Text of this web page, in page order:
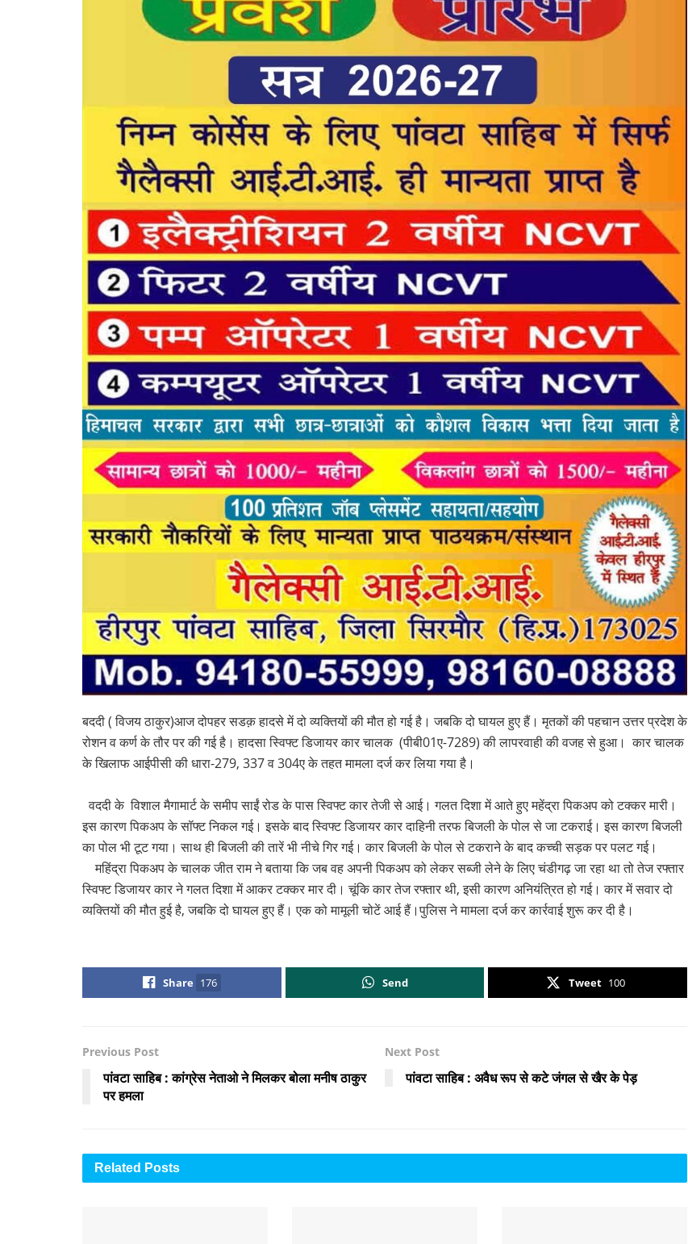
बददी ( विजय ठाकुर)आज दोपहर सडक़ हादसे में दो व्यक्तियों की मौत हो गई है। जबकि दो घायल हुए हैं। मृतकों की पहचान उत्तर प्रदेश के
रोशन व कर्ण के तौर पर की गई है। हादसा स्विफ्ट डिजायर कार चालक (पीबी01ए-7289) की लापरवाही की वजह से हुआ। कार चालक
के खिलाफ आईपीसी की धारा-279, 337 व 304ए के तहत मामला दर्ज कर लिया गया है।
वददी के विशाल मैगामार्ट के समीप साईं रोड के पास स्विफ्ट कार तेजी से आई। गलत दिशा में आते हुए महेंद्रा पिकअप को टक्कर मारी।
इस कारण पिकअप के सॉफ्ट निकल गई। इसके बाद स्विफ्ट डिजायर कार दाहिनी तरफ बिजली के पोल से जा टकराई। इस कारण बिजली
का पोल भी टूट गया। साथ ही बिजली की तारें भी नीचे गिर गई। कार बिजली के पोल से टकराने के बाद कच्ची सड़क पर पलट गई।
महिंद्रा पिकअप के चालक जीत राम ने बताया कि जब वह अपनी पिकअप को लेकर सब्जी लेने के लिए चंडीगढ़ जा रहा था तो तेज रफ्तार
स्विफ्ट डिजायर कार ने गलत दिशा में आकर टक्कर मार दी। चूंकि कार तेज रफ्तार थी, इसी कारण अनियंत्रित हो गई। कार में सवार दो
व्यक्तियों की मौत हुई है, जबकि दो घायल हुए हैं। एक को मामूली चोटें आई हैं।पुलिस ने मामला दर्ज कर कार्रवाई शुरू कर दी है।
Share 176 Send Tweet 100
Previous Post
पांवटा साहिब : कांग्रेस नेताओ ने मिलकर बोला मनीष ठाकुर
पर हमला
Next Post
पांवटा साहिब : अवैध रूप से कटे जंगल से खैर के पेड़
Related Posts